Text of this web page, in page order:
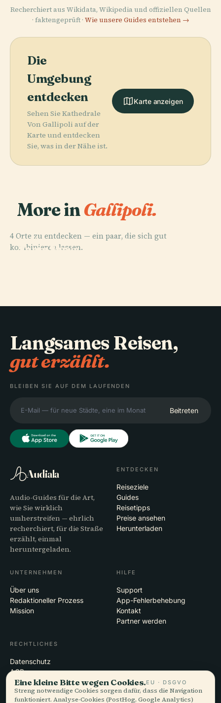
Recherchiert aus Wikidata, Wikipedia und offiziellen Quellen
· faktengeprüft · Wie unsere Guides entstehen →
Die
Umgebung
entdecken
Sehen Sie Kathedrale
Von Gallipoli auf der
Karte und entdecken
Sie, was in der Nähe ist.
Karte anzeigen
More inGallipoli.
4 Orte zu entdecken — ein paar, die sich gut
kombinieren lassen.
PLACE
Santa Maria
PLACE
PLACE
Torre San
Langsames Reisen,
gut erzählt.
BLEIBEN SIE AUF DEM LAUFENDEN
Beitreten
Audiala
Audio-Guides für die Art,
wie Sie wirklich
umherstreifen — ehrlich
recherchiert, für die Straße
erzählt, einmal
heruntergeladen.
ENTDECKEN
Reiseziele
Guides
Reisetipps
Preise ansehen
Herunterladen
UNTERNEHMEN
Über uns
Redaktioneller Prozess
Mission
HILFE
Support
App-Fehlerbehebung
Kontakt
Partner werden
RECHTLICHES
Datenschutz
AGB
Cookie-Einstellungen
Konto löschen
Eine kleine Bitte wegen Cookies.EU · DSGVO
Streng notwendige Cookies sorgen dafür, dass die Navigation
funktioniert. Analyse-Cookies (PostHog, Google Analytics)